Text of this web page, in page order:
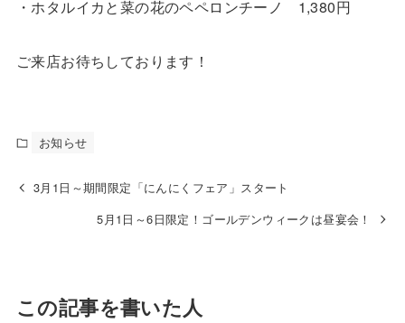
・ホタルイカと菜の花のペペロンチーノ 1,380円
ご来店お待ちしております！
お知らせ
3月1日～期間限定「にんにくフェア」スタート
5月1日～6日限定！ゴールデンウィークは昼宴会！
この記事を書いた人